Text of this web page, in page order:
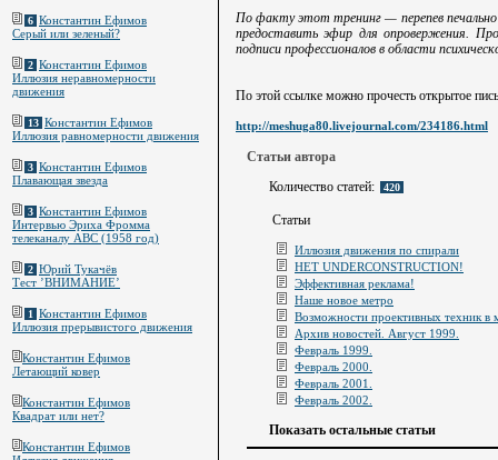
По факту этот тренинг — перепев
предоставить эфир для опровержения.
подписи профессионалов в области
По этой ссылке можно прочесть открытое
http://meshuga80.livejournal.com/234186.html
Статьи автора
Количество статей:
420
Статьи
Иллюзия движения по спирали
НЕТ UNDERCONSTRUCTION!
Эффективная реклама!
Наше новое метро
Возможности проективных техник в
Архив новостей. Август 1999.
Февраль 1999.
Февраль 2000.
Февраль 2001.
Февраль 2002.
Показать остальные статьи
6 Константин Ефимов
Серый или зеленый?
2 Константин Ефимов
Иллюзия неравномерности
движения
13 Константин Ефимов
Иллюзия равномерности движения
3 Константин Ефимов
Плавающая звезда
3 Константин Ефимов
Интервью Эриха Фромма
телеканалу ABC (1958 год)
2 Юрий Тукачёв
Тест ’ВНИМАНИЕ’
1 Константин Ефимов
Иллюзия прерывистого движения
Константин Ефимов
Летающий ковер
Константин Ефимов
Квадрат или нет?
Константин Ефимов